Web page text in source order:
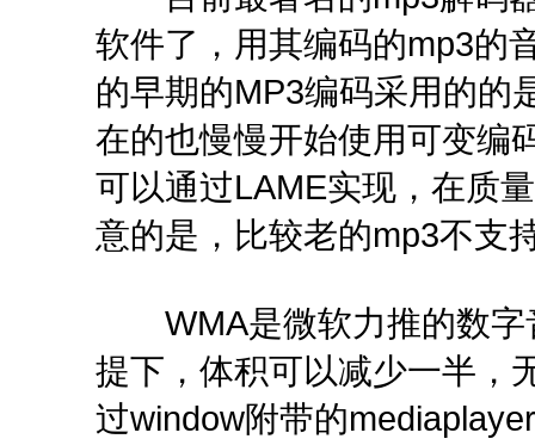
软件了，用其编码的mp3的
的早期的MP3编码采用的的
在的也慢慢开始使用可变编
可以通过LAME实现，在质
意的是，比较老的mp3不支
WMA是微软力推的数字
提下，体积可以减少一半，
过window附带的